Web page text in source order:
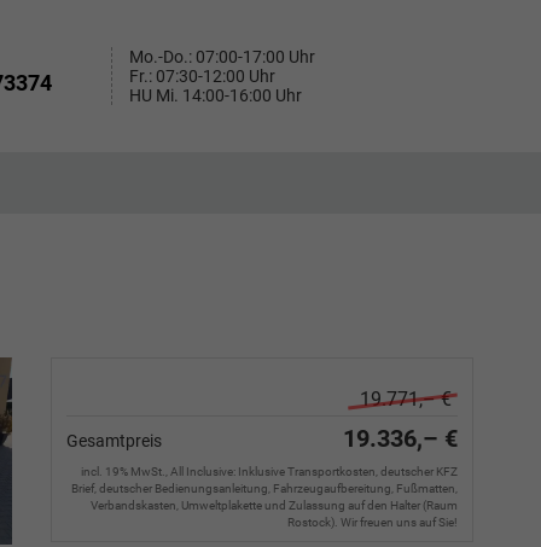
Mo.-Do.: 07:00-17:00 Uhr
Fr.: 07:30-12:00 Uhr
HU Mi. 14:00-16:00 Uhr
19.771,– €
Gesamtpreis 19.336,– €
incl. 19% MwSt., All Inclusive: Inklusive Transportkosten, deutscher KFZ
Brief, deutscher Bedienungsanleitung, Fahrzeugaufbereitung, Fußmatten,
Verbandskasten, Umweltplakette und Zulassung auf den Halter (Raum
Rostock). Wir freuen uns auf Sie!